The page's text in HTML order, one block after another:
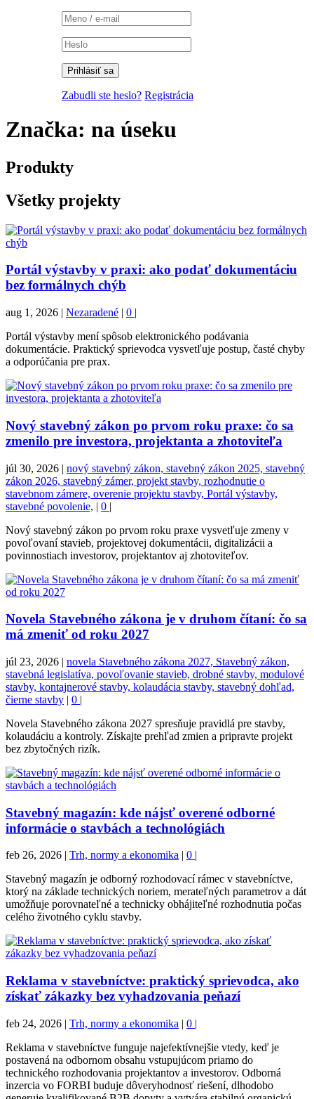
Zabudli ste heslo? Registrácia
Značka: na úseku
Produkty
Všetky projekty
Portál výstavby v praxi: ako podať dokumentáciu
bez formálnych chýb
aug 1, 2026 | Nezaradené | 0 |
Portál výstavby mení spôsob elektronického podávania
dokumentácie. Praktický sprievodca vysvetľuje postup, časté chyby
a odporúčania pre prax.
Nový stavebný zákon po prvom roku praxe: čo sa
zmenilo pre investora, projektanta a zhotoviteľa
júl 30, 2026 | nový stavebný zákon, stavebný zákon 2025, stavebný
zákon 2026, stavebný zámer, projekt stavby, rozhodnutie o
stavebnom zámere, overenie projektu stavby, Portál výstavby,
stavebné povolenie, | 0 |
Nový stavebný zákon po prvom roku praxe vysvetľuje zmeny v
povoľovaní stavieb, projektovej dokumentácii, digitalizácii a
povinnostiach investorov, projektantov aj zhotoviteľov.
Novela Stavebného zákona je v druhom čítaní: čo sa
má zmeniť od roku 2027
júl 23, 2026 | novela Stavebného zákona 2027, Stavebný zákon,
stavebná legislatíva, povoľovanie stavieb, drobné stavby, modulové
stavby, kontajnerové stavby, kolaudácia stavby, stavebný dohľad,
čierne stavby | 0 |
Novela Stavebného zákona 2027 spresňuje pravidlá pre stavby,
kolaudáciu a kontroly. Získajte prehľad zmien a pripravte projekt
bez zbytočných rizík.
Stavebný magazín: kde nájsť overené odborné
informácie o stavbách a technológiách
feb 26, 2026 | Trh, normy a ekonomika | 0 |
Stavebný magazín je odborný rozhodovací rámec v stavebníctve,
ktorý na základe technických noriem, merateľných parametrov a dát
umožňuje porovnateľné a technicky obhájiteľné rozhodnutia počas
celého životného cyklu stavby.
Reklama v stavebníctve: praktický sprievodca, ako
získať zákazky bez vyhadzovania peňazí
feb 24, 2026 | Trh, normy a ekonomika | 0 |
Reklama v stavebníctve funguje najefektívnejšie vtedy, keď je
postavená na odbornom obsahu vstupujúcom priamo do
technického rozhodovania projektantov a investorov. Odborná
inzercia vo FORBI buduje dôveryhodnosť riešení, dlhodobo